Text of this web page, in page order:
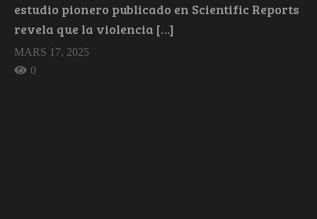
estudio pionero publicado en Scientific Reports
revela que la violencia […]
MARS 17, 2025
0